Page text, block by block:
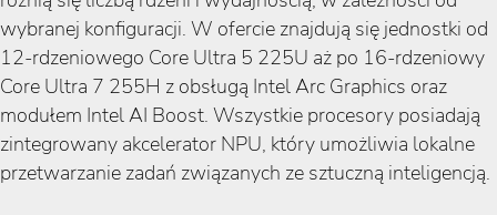
wybranej konfiguracji. W ofercie znajdują się jednostki od
12-rdzeniowego Core Ultra 5 225U aż po 16-rdzeniowy
Core Ultra 7 255H z obsługą Intel Arc Graphics oraz
modułem Intel AI Boost. Wszystkie procesory posiadają
zintegrowany akcelerator NPU, który umożliwia lokalne
przetwarzanie zadań związanych ze sztuczną inteligencją.